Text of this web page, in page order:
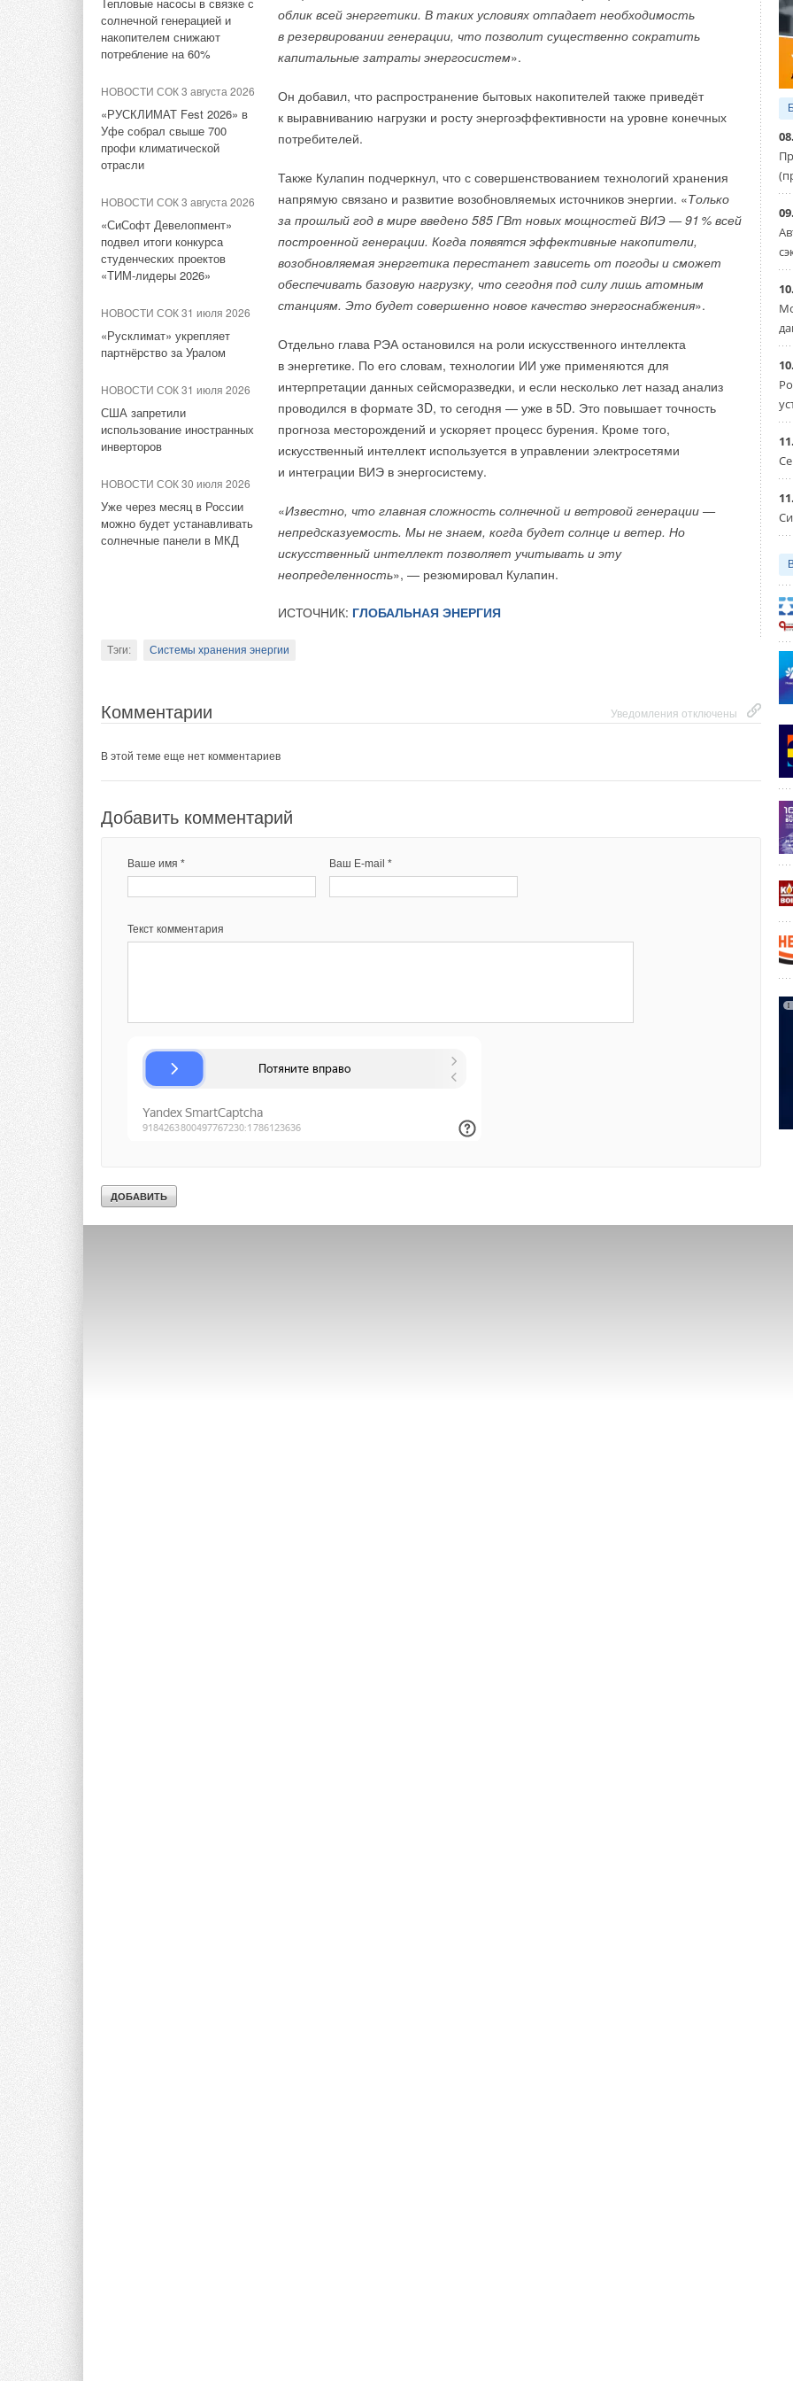
Тепловые насосы в связке с
солнечной генерацией и
накопителем снижают
потребление на 60%
НОВОСТИ СОК 3 августа 2026
«РУСКЛИМАТ Fest 2026» в
Уфе собрал свыше 700
профи климатической
отрасли
НОВОСТИ СОК 3 августа 2026
«СиСофт Девелопмент»
подвел итоги конкурса
студенческих проектов
«ТИМ-лидеры 2026»
НОВОСТИ СОК 31 июля 2026
«Русклимат» укрепляет
партнёрство за Уралом
НОВОСТИ СОК 31 июля 2026
США запретили
использование иностранных
инверторов
НОВОСТИ СОК 30 июля 2026
Уже через месяц в России
можно будет устанавливать
солнечные панели в МКД
облик всей энергетики. В таких условиях отпадает необходимость
в резервировании генерации, что позволит существенно сократить
капитальные затраты энергосистем».
Он добавил, что распространение бытовых накопителей также приведёт
к выравниванию нагрузки и росту энергоэффективности на уровне конечных
потребителей.
Также Кулапин подчеркнул, что с совершенствованием технологий хранения
напрямую связано и развитие возобновляемых источников энергии. «Только
за прошлый год в мире введено 585 ГВт новых мощностей ВИЭ — 91 % всей
построенной генерации. Когда появятся эффективные накопители,
возобновляемая энергетика перестанет зависеть от погоды и сможет
обеспечивать базовую нагрузку, что сегодня под силу лишь атомным
станциям. Это будет совершенно новое качество энергоснабжения».
Отдельно глава РЭА остановился на роли искусственного интеллекта
в энергетике. По его словам, технологии ИИ уже применяются для
интерпретации данных сейсморазведки, и если несколько лет назад анализ
проводился в формате 3D, то сегодня — уже в 5D. Это повышает точность
прогноза месторождений и ускоряет процесс бурения. Кроме того,
искусственный интеллект используется в управлении электросетями
и интеграции ВИЭ в энергосистему.
«Известно, что главная сложность солнечной и ветровой генерации —
непредсказуемость. Мы не знаем, когда будет солнце и ветер. Но
искусственный интеллект позволяет учитывать и эту
неопределенность», — резюмировал Кулапин.
ИСТОЧНИК: ГЛОБАЛЬНАЯ ЭНЕРГИЯ
Тэги: Системы хранения энергии
Уведомления отключены
Комментарии
В этой теме еще нет комментариев
Добавить комментарий
Ваше имя * Ваш E-mail *
Текст комментария
натрий-ионных батарей для
СНЭ
НОВОСТИ СОК 17 апреля
Полигон для испытаний
электротранспорта и ВИЭ
появится в Адыгее летом
2026г.
Зарядная станция для
электромобилей на
солнечных
фотоэлектрических
преобразователях в районе
НОВОСТИ СОК 26 марта 2026
Китайские производители
твердотельные
аккумуляторы
НОВОСТИ СОК 11 марта 2026
электромобилей мощностью
1,5 МВт уже на рынке
продано 427000 электромобилей, что на 3 6% больше в годовом исчислении.
За девять месяцев рост продаж составил 32 %. Напомню, в 2024 году в Европе
отмечалась стагнация — продажи снизились на3% по сравнению с 2023.
В сентябре 2025 года на американском рынке был зафиксирован второй
подряд месячный максимум продаж электромобилей, поскольку потребители
поспешили воспользоваться федеральными налоговыми льготами, срок
на 66% в годовом исчислении.
ИСТОЧНИК:RENEN
Комментарии
Добавить комментарий
Текст комментария
Ученые создали биоуглерод
для каталитического
разложения метана
Мировой спрос на энергию
бьет рекорды: солнечная
генерация выросла на 30%
НОВОСТИ СОК 1 июля 2026
Водородный аккумулятор с
неограниченным сроком
хранения
НОВОСТИ СОК 1 июля 2026
солнечной и ветровой
2800 ГВт к 2030 году
стоимость электроэнергии от
СЭС с накопителями в ФРГ
от огромных стационарных заправок до миниатюрных баков для портативной
электроники.
весом 100 граммов сможет храниться 2,2 грамма водорода. Это стандартный
показатель для подобных материалов. Главное его преимущество в том, что
и емкость, и скорость работы хранилища можно будет гибко настраивать под
«На сегодняшний это один из самых безопасных методов хранения
водорода. Наши накопители разработаны для низкотемпературных
систем хранения с низким давлением. Обычно подобные системы
эксплуатируются при 60–80 градусах Цельсия и давлении до 10 атмосфер.
Если предположить, что произошла случайная разгерметизация системы
хранения, то ни взрыва, ни детонации, ни воспламенения
физики Инженерной школы ядерных технологий ТПУ.
Отметим, что накопители водорода действуют как губка: они впитывают
и удерживают летучее вещество в себе. Такой принцип делает его хранение
безопасным, компактным и удобным для использования. Сегодня томские
ученые работают над подбором оптимальных составов накопителей для
повышения емкости подобных систем.
Тэги: Системы хранения энергии
Текст комментария